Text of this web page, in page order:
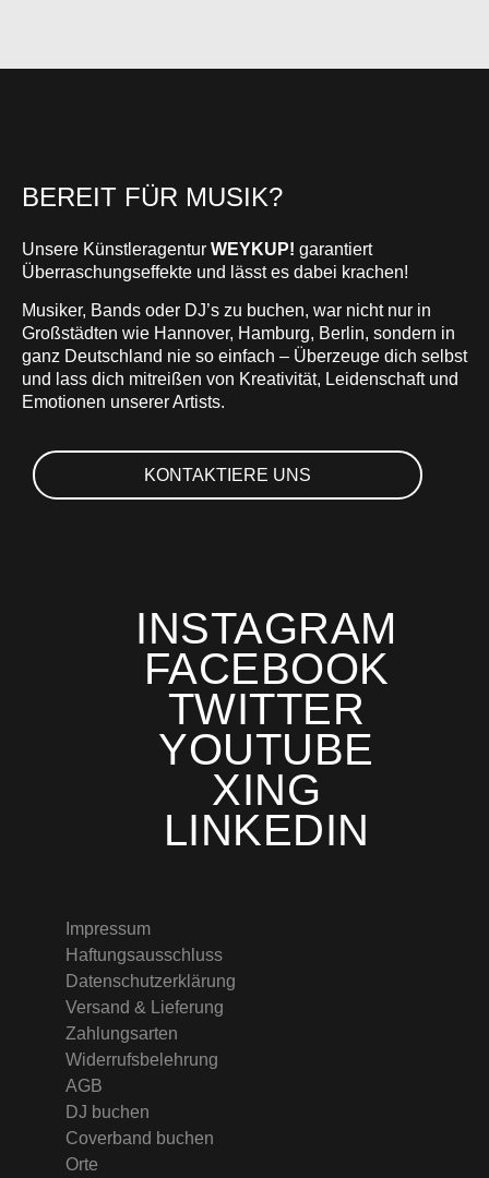
INSTAGRAM
FACEBOOK
TWITTER
YOUTUBE
XING
LINKEDIN
BEREIT FÜR MUSIK?
Unsere Künstleragentur WEYKUP! garantiert
Überraschungseffekte und lässt es dabei krachen!
Musiker, Bands oder DJ’s zu buchen, war nicht nur in
Großstädten wie Hannover, Hamburg, Berlin, sondern in
ganz Deutschland nie so einfach – Überzeuge dich selbst
und lass dich mitreißen von Kreativität, Leidenschaft und
Emotionen unserer Artists.
KONTAKTIERE UNS
Impressum
Haftungsausschluss
Datenschutzerklärung
Versand & Lieferung
Zahlungsarten
Widerrufsbelehrung
AGB
DJ buchen
Coverband buchen
Orte